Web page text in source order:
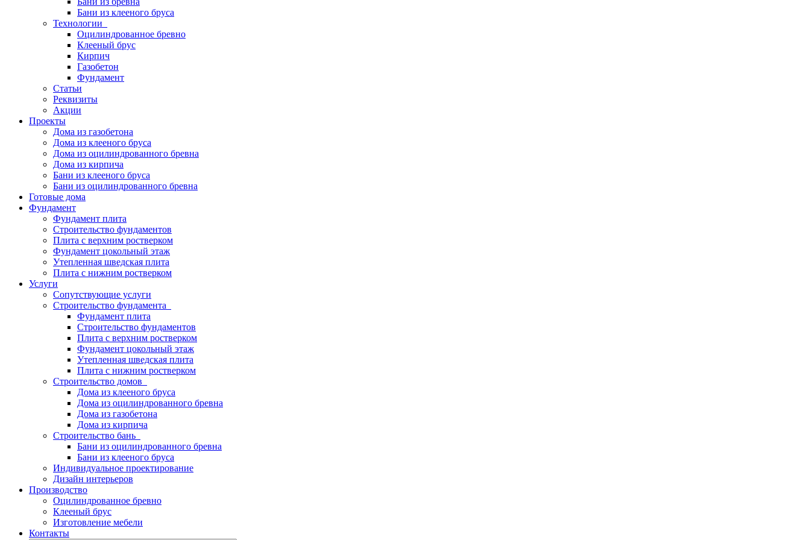
Бани из клееного бруса
Технологии
Оцилиндрованное бревно
Клееный брус
Кирпич
Газобетон
Фундамент
Статьи
Реквизиты
Акции
Проекты
Дома из газобетона
Дома из клееного бруса
Дома из оцилиндрованного бревна
Дома из кирпича
Бани из клееного бруса
Бани из оцилиндрованного бревна
Готовые дома
Фундамент
Фундамент плита
Строительство фундаментов
Плита с верхним ростверком
Фундамент цокольный этаж
Утепленная шведская плита
Плита с нижним ростверком
Услуги
Сопутствующие услуги
Строительство фундамента
Фундамент плита
Строительство фундаментов
Плита с верхним ростверком
Фундамент цокольный этаж
Утепленная шведская плита
Плита с нижним ростверком
Строительство домов
Дома из клееного бруса
Дома из оцилиндрованного бревна
Дома из газобетона
Дома из кирпича
Строительство бань
Бани из оцилиндрованного бревна
Бани из клееного бруса
Индивидуальное проектирование
Дизайн интерьеров
Производство
Оцилиндрованное бревно
Клееный брус
Изготовление мебели
Контакты